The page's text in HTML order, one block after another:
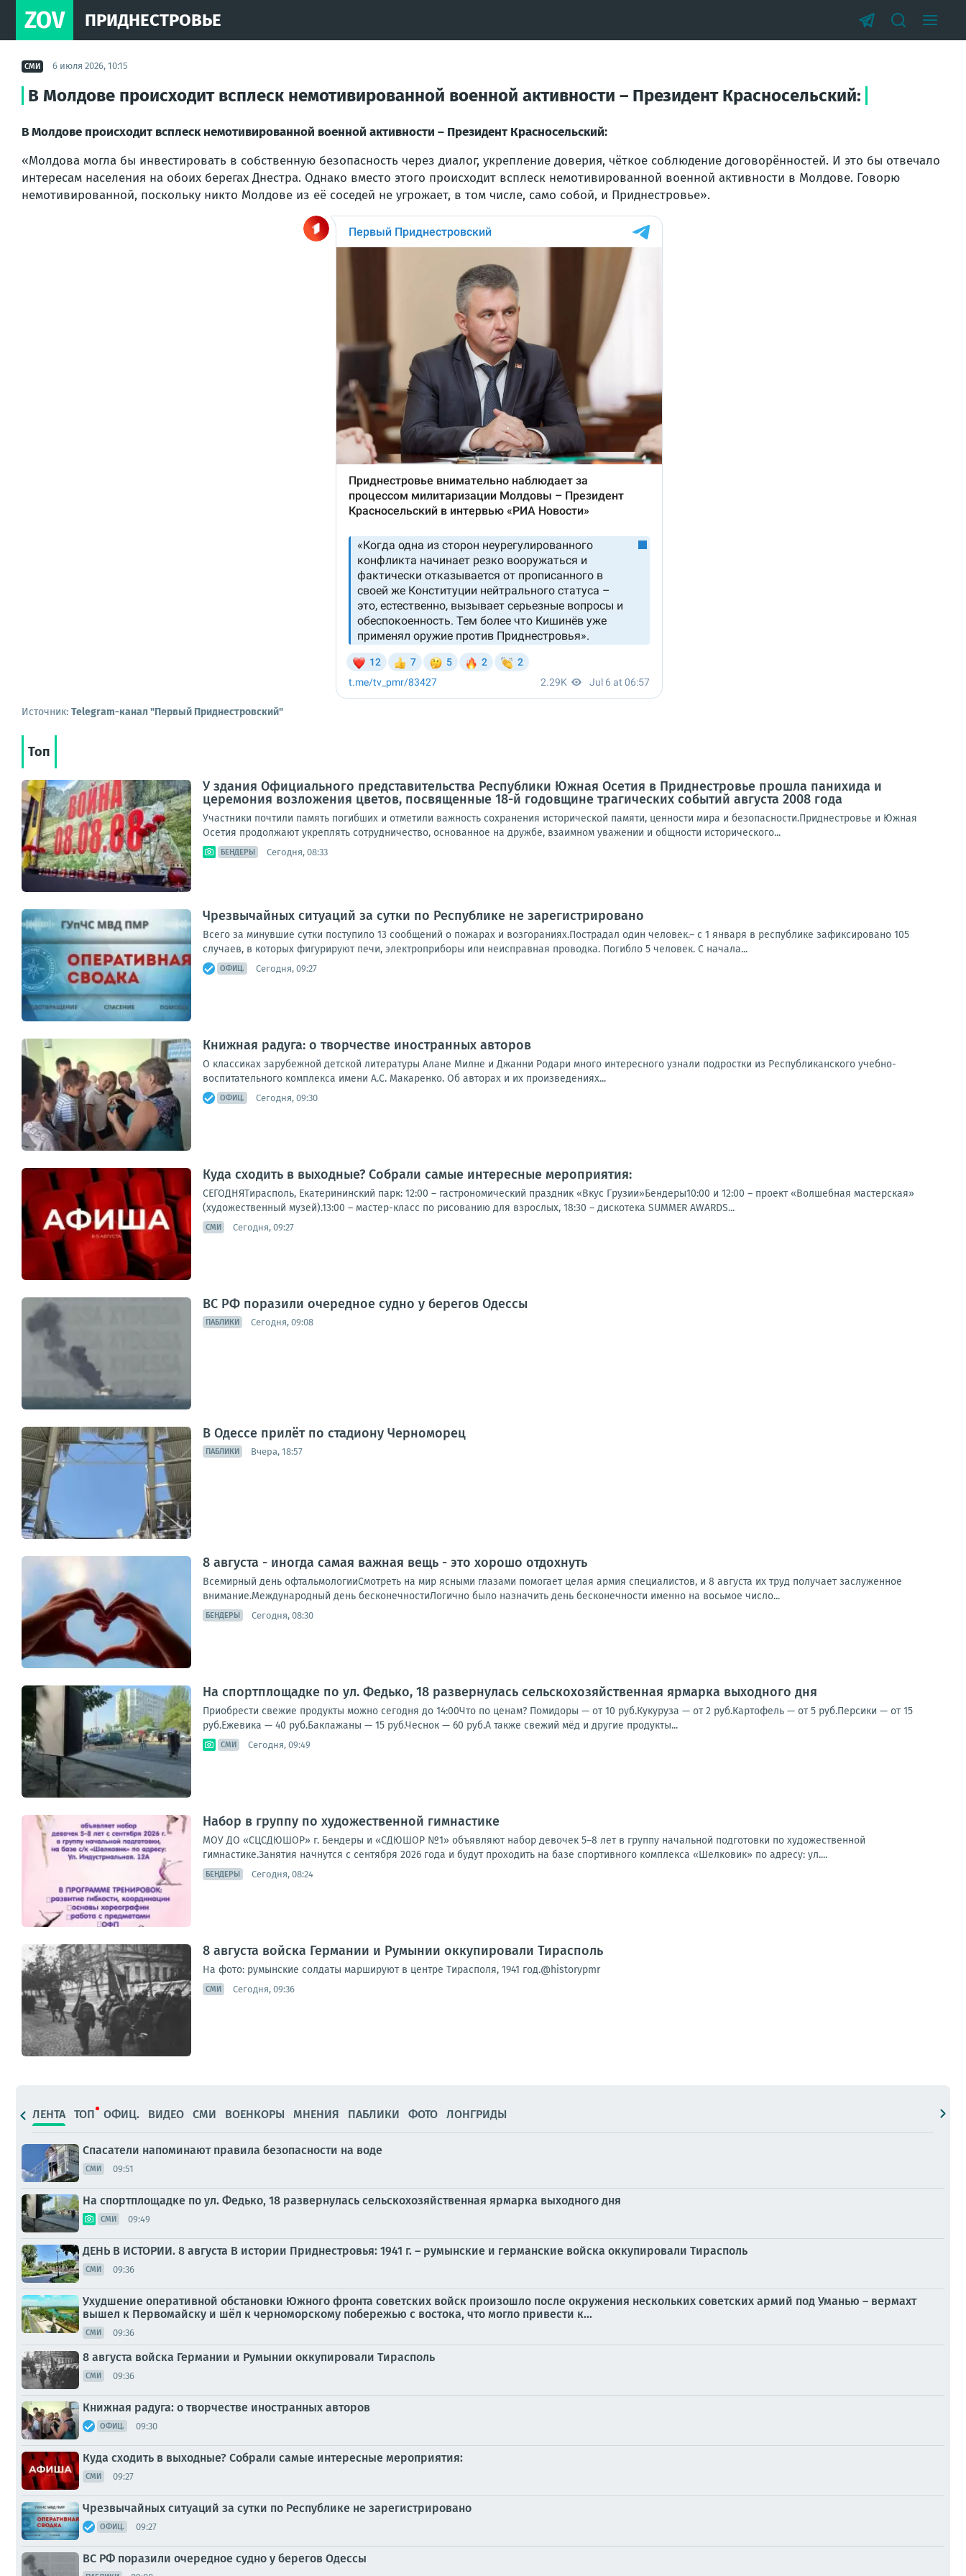
ZOV ПРИДНЕСТРОВЬЕ
СМИ 6 июля 2026, 10:15
В Молдове происходит всплеск немотивированной военной активности – Президент Красносельский:
В Молдове происходит всплеск немотивированной военной активности – Президент Красносельский:
«Молдова могла бы инвестировать в собственную безопасность через диалог, укрепление доверия, чёткое соблюдение договорённостей. И это бы отвечало
интересам населения на обоих берегах Днестра. Однако вместо этого происходит всплеск немотивированной военной активности в Молдове. Говорю
немотивированной, поскольку никто Молдове из её соседей не угрожает, в том числе, само собой, и Приднестровье».
Источник: Telegram-канал "Первый Приднестровский"
Топ
У здания Официального представительства Республики Южная Осетия в Приднестровье прошла панихида и
церемония возложения цветов, посвященные 18-й годовщине трагических событий августа 2008 года
Участники почтили память погибших и отметили важность сохранения исторической памяти, ценности мира и безопасности.Приднестровье и Южная
Осетия продолжают укреплять сотрудничество, основанное на дружбе, взаимном уважении и общности исторического...
БЕНДЕРЫ Сегодня, 08:33
Чрезвычайных ситуаций за сутки по Республике не зарегистрировано
Всего за минувшие сутки поступило 13 сообщений о пожарах и возгораниях.Пострадал один человек.– с 1 января в республике зафиксировано 105
случаев, в которых фигурируют печи, электроприборы или неисправная проводка. Погибло 5 человек. С начала...
ОФИЦ. Сегодня, 09:27
Книжная радуга: о творчестве иностранных авторов
О классиках зарубежной детской литературы Алане Милне и Джанни Родари много интересного узнали подростки из Республиканского учебно-
воспитательного комплекса имени А.С. Макаренко. Об авторах и их произведениях...
ОФИЦ. Сегодня, 09:30
Куда сходить в выходные? Собрали самые интересные мероприятия:
СЕГОДНЯТирасполь, Екатерининский парк: 12:00 – гастрономический праздник «Вкус Грузии»Бендеры10:00 и 12:00 – проект «Волшебная мастерская»
(художественный музей).13:00 – мастер-класс по рисованию для взрослых, 18:30 – дискотека SUMMER AWARDS...
СМИ Сегодня, 09:27
ВС РФ поразили очередное судно у берегов Одессы
ПАБЛИКИ Сегодня, 09:08
В Одессе прилёт по стадиону Черноморец
ПАБЛИКИ Вчера, 18:57
8 августа - иногда самая важная вещь - это хорошо отдохнуть
Всемирный день офтальмологииСмотреть на мир ясными глазами помогает целая армия специалистов, и 8 августа их труд получает заслуженное
внимание.Международный день бесконечностиЛогично было назначить день бесконечности именно на восьмое число...
БЕНДЕРЫ Сегодня, 08:30
На спортплощадке по ул. Федько, 18 развернулась сельскохозяйственная ярмарка выходного дня
Приобрести свежие продукты можно сегодня до 14:00Что по ценам? Помидоры — от 10 руб.Кукуруза — от 2 руб.Картофель — от 5 руб.Персики — от 15
руб.Ежевика — 40 руб.Баклажаны — 15 руб.Чеснок — 60 руб.А также свежий мёд и другие продукты...
СМИ Сегодня, 09:49
Набор в группу по художественной гимнастике
МОУ ДО «СЦСДЮШОР» г. Бендеры и «СДЮШОР №1» объявляют набор девочек 5–8 лет в группу начальной подготовки по художественной
гимнастике.Занятия начнутся с сентября 2026 года и будут проходить на базе спортивного комплекса «Шелковик» по адресу: ул....
БЕНДЕРЫ Сегодня, 08:24
8 августа войска Германии и Румынии оккупировали Тирасполь
На фото: румынские солдаты маршируют в центре Тирасполя, 1941 год.@historypmr
СМИ Сегодня, 09:36
ЛЕНТА ТОП ОФИЦ. ВИДЕО СМИ ВОЕНКОРЫ МНЕНИЯ ПАБЛИКИ ФОТО ЛОНГРИДЫ
Спасатели напоминают правила безопасности на воде
СМИ 09:51
На спортплощадке по ул. Федько, 18 развернулась сельскохозяйственная ярмарка выходного дня
СМИ 09:49
ДЕНЬ В ИСТОРИИ. 8 августа В истории Приднестровья: 1941 г. – румынские и германские войска оккупировали Тирасполь
СМИ 09:36
Ухудшение оперативной обстановки Южного фронта советских войск произошло после окружения нескольких советских армий под Уманью – вермахт
вышел к Первомайску и шёл к черноморскому побережью с востока, что могло привести к...
СМИ 09:36
8 августа войска Германии и Румынии оккупировали Тирасполь
СМИ 09:36
Книжная радуга: о творчестве иностранных авторов
ОФИЦ. 09:30
Куда сходить в выходные? Собрали самые интересные мероприятия:
СМИ 09:27
Чрезвычайных ситуаций за сутки по Республике не зарегистрировано
ОФИЦ. 09:27
ВС РФ поразили очередное судно у берегов Одессы